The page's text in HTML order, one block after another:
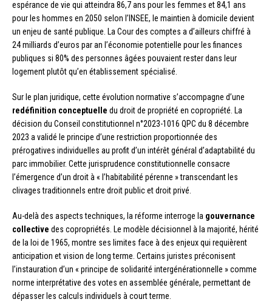
espérance de vie qui atteindra 86,7 ans pour les femmes et 84,1 ans
pour les hommes en 2050 selon l’INSEE, le maintien à domicile devient
un enjeu de santé publique. La Cour des comptes a d’ailleurs chiffré à
24 milliards d’euros par an l’économie potentielle pour les finances
publiques si 80% des personnes âgées pouvaient rester dans leur
logement plutôt qu’en établissement spécialisé.
Sur le plan juridique, cette évolution normative s’accompagne d’une
redéfinition conceptuelle du droit de propriété en copropriété. La
décision du Conseil constitutionnel n°2023-1016 QPC du 8 décembre
2023 a validé le principe d’une restriction proportionnée des
prérogatives individuelles au profit d’un intérêt général d’adaptabilité du
parc immobilier. Cette jurisprudence constitutionnelle consacre
l’émergence d’un droit à « l’habitabilité pérenne » transcendant les
clivages traditionnels entre droit public et droit privé.
Au-delà des aspects techniques, la réforme interroge la gouvernance
collective des copropriétés. Le modèle décisionnel à la majorité, hérité
de la loi de 1965, montre ses limites face à des enjeux qui requièrent
anticipation et vision de long terme. Certains juristes préconisent
l’instauration d’un « principe de solidarité intergénérationnelle » comme
norme interprétative des votes en assemblée générale, permettant de
dépasser les calculs individuels à court terme.